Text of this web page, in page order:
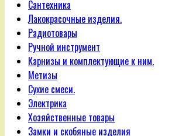
Сантехника
Лакокрасочные изделия.
Радиотовары
Ручной инструмент
Карнизы и комплектующие к ним.
Метизы
Сухие смеси.
Электрика
Хозяйственные товары
Замки и скобяные изделия